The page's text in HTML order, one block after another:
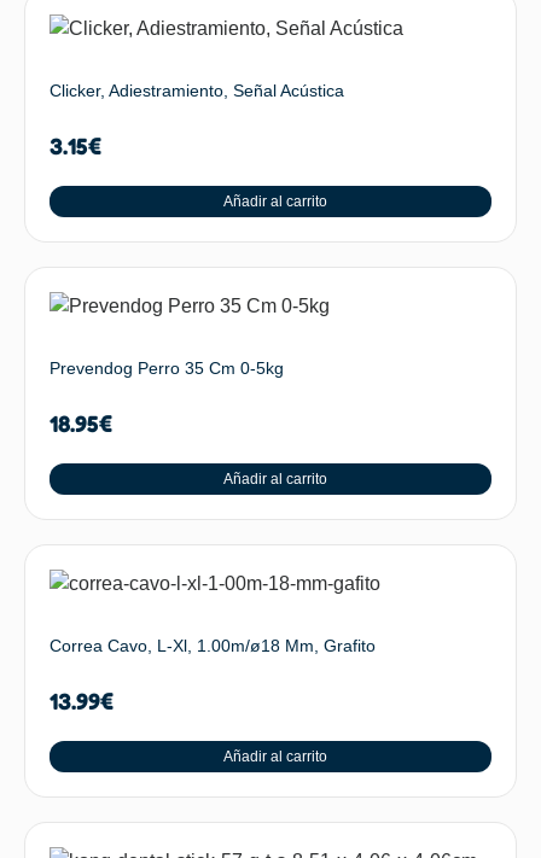
Clicker, Adiestramiento, Señal Acústica
3.15€
Añadir al carrito
Prevendog Perro 35 Cm 0-5kg
18.95€
Añadir al carrito
Correa Cavo, L-Xl, 1.00m/ø18 Mm, Grafito
13.99€
Añadir al carrito